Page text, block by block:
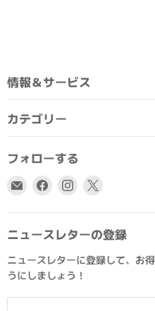
情報＆サービス
カテゴリー
フォローする
ル
見
つ
Facebook
つ
て
く
Instagram
つ
て
く
つ
け
て
ニュースレターの登録
ニュースレターに登録して、お
うにしましょう！